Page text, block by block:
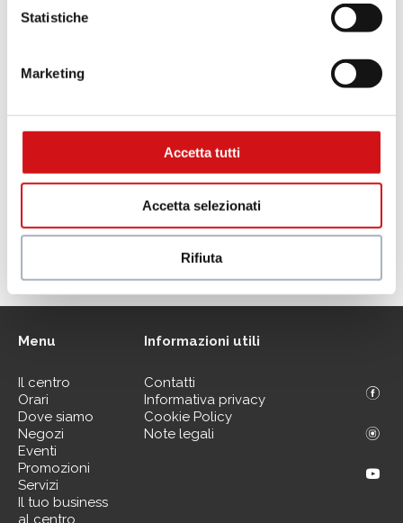
Statistiche
Marketing
Accetta tutti
Accetta selezionati
Rifiuta
Menu
Il centro
Orari
Dove siamo
Negozi
Eventi
Promozioni
Servizi
Il tuo business
al centro
Informazioni utili
Contatti
Informativa privacy
Cookie Policy
Note legali